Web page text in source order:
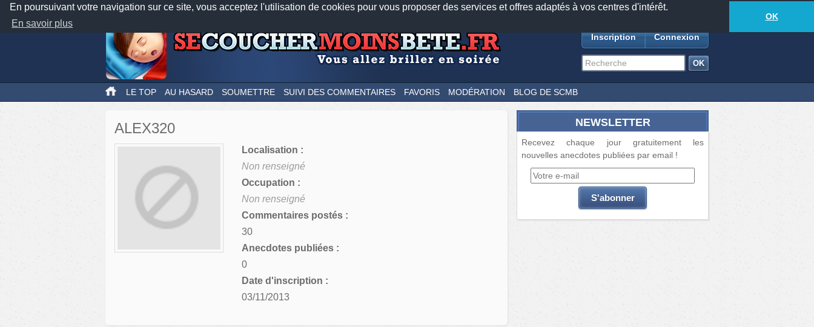
En poursuivant votre navigation sur ce site, vous acceptez l'utilisation de cookies pour vous proposer des services et offres adaptés à vos centres d'intérêt.
En savoir plus
OK
Nos applications mobiles Newsletter Facebook
TwitterFeeds18881anecdotes-397lecteurs connectés
Inscription Connexion
LE TOP AU HASARD SOUMETTRE SUIVI DES COMMENTAIRES FAVORIS MODÉRATION BLOG DE SCMB
ALEX320
Localisation :
Non renseigné
Occupation :
Non renseigné
Commentaires postés :
30
Anecdotes publiées :
0
Date d'inscription :
03/11/2013
NEWSLETTER
Recevez chaque jour gratuitement les
nouvelles anecdotes publiées par email !